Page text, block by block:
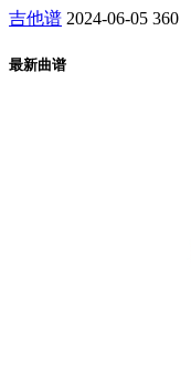
吉他谱 2024-06-05 360
最新曲谱